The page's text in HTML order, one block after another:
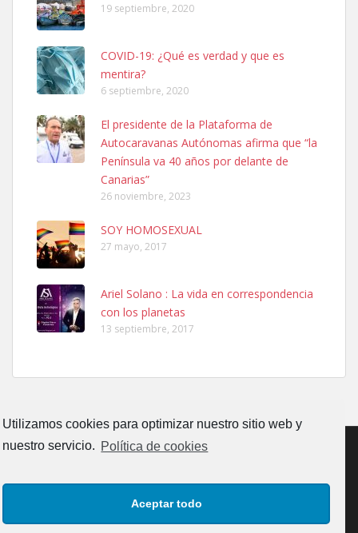
Utilizamos cookies para optimizar nuestro sitio web y
nuestro servicio. Política de cookies
Aceptar todo
SHIBA PERDIDO AVDA JOSE MESA Y LOPEZ
PERRO MACHO RAZA SHIBA CON MICROCHIP PERDIDO HOY
06/07/2025 ZONA MESA Y LOPEZ. ES MUY ASUSTADIZO
Leales.org » Gran Canaria
6.7.2025
Ninfa perdida
El día 5 se los perdió una ninfa papillera, asustada tiene miedo a la
calle, se perdió por la zon...
Adopcion
Busco casa de acogida para mi perrita ya que por temas de trabajo
19 septiembre, 2020
COVID-19: ¿Qué es verdad y que es
mentira?
6 septiembre, 2020
El presidente de la Plataforma de
Autocaravanas Autónomas afirma que “la
Península va 40 años por delante de
Canarias”
26 noviembre, 2023
SOY HOMOSEXUAL
27 mayo, 2017
Ariel Solano : La vida en correspondencia
con los planetas
13 septiembre, 2017
POLÍTICA DE COOKIES (UE)